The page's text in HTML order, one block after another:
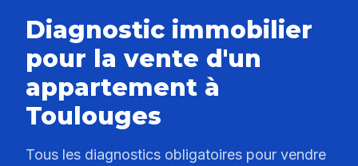
Diagnostic immobilier
pour la vente d'un
appartement à
Toulouges
Tous les diagnostics obligatoires pour vendre